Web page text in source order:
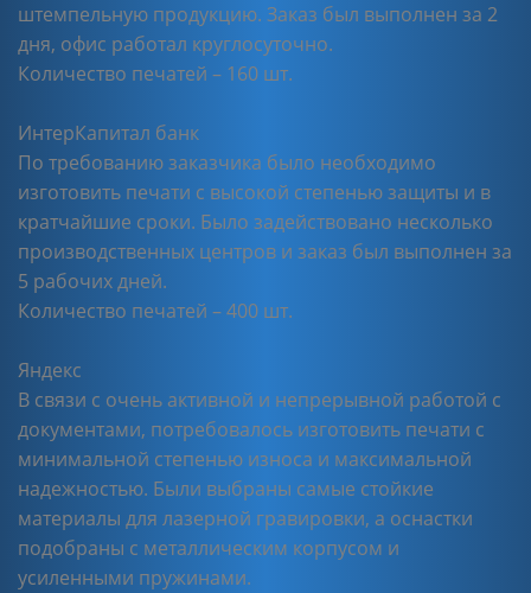
штемпельную продукцию. Заказ был выполнен за 2
дня, офис работал круглосуточно.
Количество печатей – 160 шт.
ИнтерКапитал банк
По требованию заказчика было необходимо
изготовить печати с высокой степенью защиты и в
кратчайшие сроки. Было задействовано несколько
производственных центров и заказ был выполнен за
5 рабочих дней.
Количество печатей – 400 шт.
Яндекс
В связи с очень активной и непрерывной работой с
документами, потребовалось изготовить печати с
минимальной степенью износа и максимальной
надежностью. Были выбраны самые стойкие
материалы для лазерной гравировки, а оснастки
подобраны с металлическим корпусом и
усиленными пружинами.